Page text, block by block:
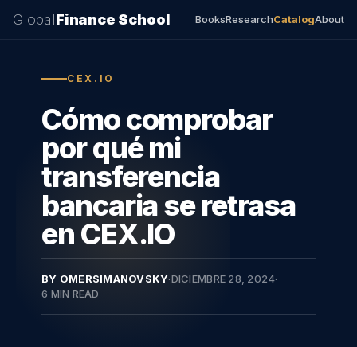
GlobalFinance School BooksResearchCatalogAbout
CEX.IO
Cómo comprobar
por qué mi
transferencia
bancaria se retrasa
en CEX.IO
BY OMERSIMANOVSKY·DICIEMBRE 28, 2024·
6 MIN READ